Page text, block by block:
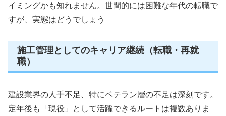
イミングかも知れません。世間的には困難な年代の転職で
すが、実態はどうでしょう
施工管理としてのキャリア継続（転職・再就
職）
建設業界の人手不足、特にベテラン層の不足は深刻です。
定年後も「現役」として活躍できるルートは複数ありま